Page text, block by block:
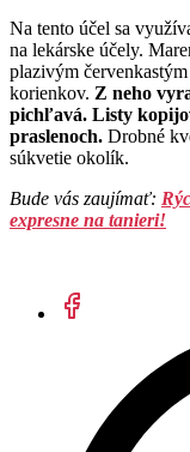
Na tento účel sa
na lekárske účely.
plazivým
korienkov. Z neho
pichľavá. Listy
praslenoch. Drobné
súkvetie okolík.
Bude vás zaujímať:
expresne na tanieri!